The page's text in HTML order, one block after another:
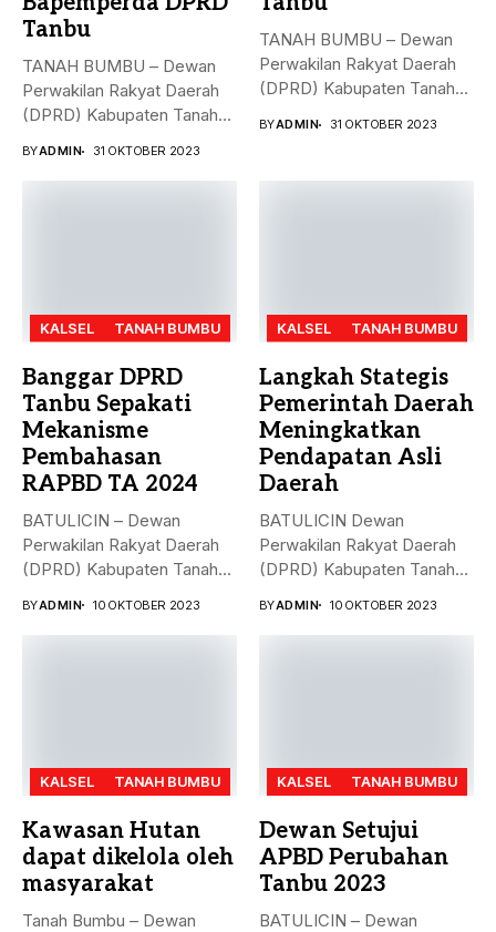
Tanbu
TANAH BUMBU – Dewan
Perwakilan Rakyat Daerah
(DPRD) Kabupaten Tanah
BYADMIN 31 OKTOBER 2023
TANAH BUMBU – Dewan
Perwakilan Rakyat Daerah
(DPRD) Kabupaten Tanah
BYADMIN 31 OKTOBER 2023
KALSEL TANAH BUMBU
Banggar DPRD
Tanbu Sepakati
Mekanisme
Pembahasan
RAPBD TA 2024
BATULICIN – Dewan
Perwakilan Rakyat Daerah
(DPRD) Kabupaten Tanah
BYADMIN 10 OKTOBER 2023
KALSEL TANAH BUMBU
Langkah Stategis
Pemerintah Daerah
Meningkatkan
Pendapatan Asli
Daerah
BATULICIN Dewan
Perwakilan Rakyat Daerah
(DPRD) Kabupaten Tanah
BYADMIN 10 OKTOBER 2023
KALSEL TANAH BUMBU
Kawasan Hutan
dapat dikelola oleh
masyarakat
Tanah Bumbu – Dewan
KALSEL TANAH BUMBU
Dewan Setujui
APBD Perubahan
Tanbu 2023
BATULICIN – Dewan